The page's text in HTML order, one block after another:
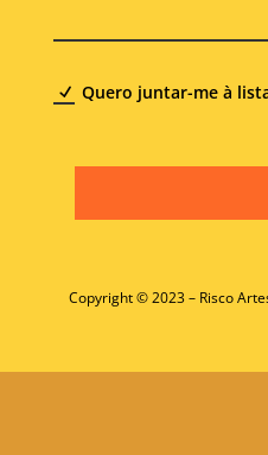
Quero juntar-me à
Copyright © 2023 – Risco